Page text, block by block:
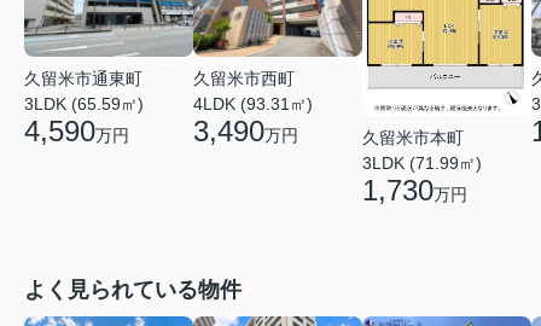
久留米市通東町
3LDK (65.59㎡)
4,590万円
久留米市西町
4LDK (93.31㎡)
3,490万円
久留米市本町
3LDK (71.99㎡)
1,730万円
よく見られている物件